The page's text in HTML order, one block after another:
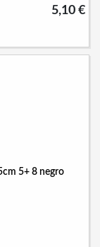
5,10 €
5+ 8 negro